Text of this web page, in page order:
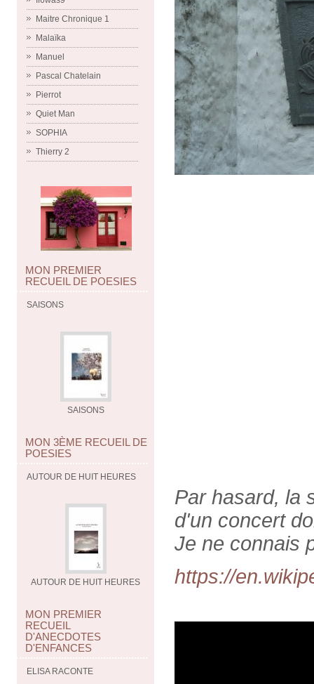
Maitre Chronique 1
Malaïka
Manuel
Pascal Chatelain
Pierrot
Quiet Man
SOPHIA
Thierry 2
MON PREMIER
RECUEIL DE POESIES
SAISONS
SAISONS
MON 3ÈME RECUEIL DE
POESIES
AUTOUR DE HUIT HEURES
AUTOUR DE HUIT HEURES
MON PREMIER
RECUEIL
D'ANECDOTES
D'ENFANCES
ELISA RACONTE
Par hasard, la
d'un concert
Je ne connais
https://